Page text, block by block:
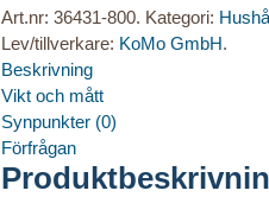
Art.nr: 36431-800. Kategori:
Lev/tillverkare: KoMo GmbH.
Beskrivning
Vikt och mått
Synpunkter (0)
Förfrågan